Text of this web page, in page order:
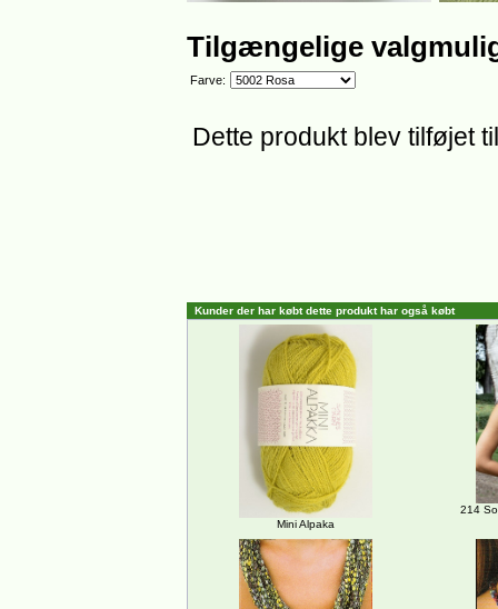
Tilgængelige
Farve:
Dette produkt blev tilføjet
Kunder der har købt dette produkt har også købt
Mini Alpaka
214